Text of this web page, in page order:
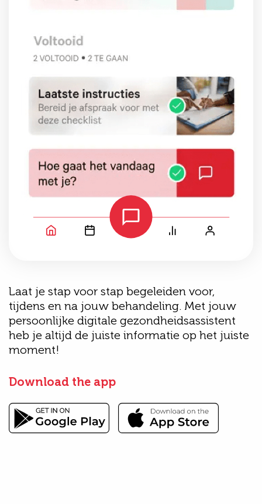
Laat je stap voor stap begeleiden voor,
tijdens en na jouw behandeling. Met jouw
persoonlijke digitale gezondheidsassistent
heb je altijd de juiste informatie op het juiste
moment!
Download the app